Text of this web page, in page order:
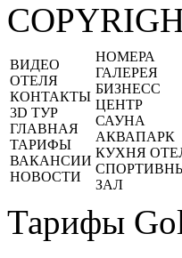
ВИДЕО
ОТЕЛЯ
КОНТАКТЫ
3D ТУР
ГЛАВНАЯ
ТАРИФЫ
ВАКАНСИИ
НОВОСТИ
НОМЕРА
ГАЛЕРЕЯ
БИЗНЕСС
ЦЕНТР
САУНА
АКВАПАРК
КУХНЯ
ЗАЛ
Тарифы